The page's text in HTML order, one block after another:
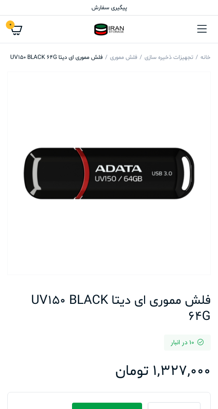
پیگیری سفارش
0
خانه تجهیزات ذخیره سازی فلش مموری فلش مموری ای دیتا UV150 BLACK 64G
فلش مموری ای دیتا UV150 BLACK
64G
10 در انبار
1,327,000 تومان